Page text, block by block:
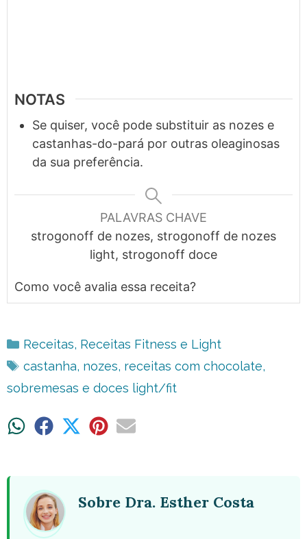
NOTAS
Se quiser, você pode substituir as nozes e
castanhas-do-pará por outras oleaginosas
da sua preferência.
PALAVRAS CHAVE
strogonoff de nozes, strogonoff de nozes
light, strogonoff doce
Como você avalia essa receita?
Categorias
Receitas, Receitas Fitness e Light
Tags
castanha, nozes, receitas com chocolate,
sobremesas e doces light/fit
ShareShare ShareShareShare
Sobre Dra. Esther Costa